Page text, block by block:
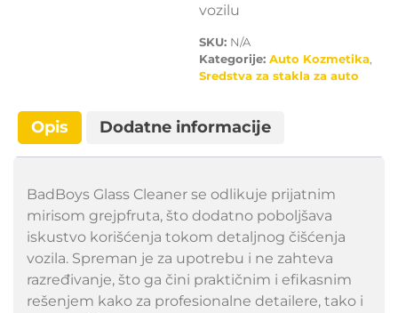
vozilu
SKU: N/A
Kategorije: Auto Kozmetika,
Sredstva za stakla za auto
Opis Dodatne informacije
BadBoys Glass Cleaner se odlikuje prijatnim
mirisom grejpfruta, što dodatno poboljšava
iskustvo korišćenja tokom detaljnog čišćenja
vozila. Spreman je za upotrebu i ne zahteva
razređivanje, što ga čini praktičnim i efikasnim
rešenjem kako za profesionalne detailere, tako i